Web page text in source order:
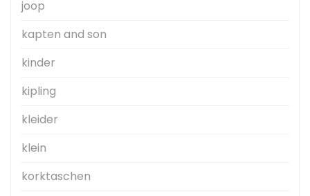
joop
kapten and son
kinder
kipling
kleider
klein
korktaschen